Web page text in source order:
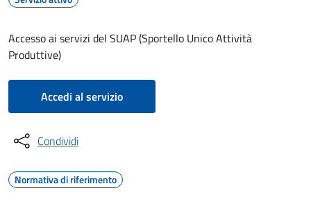
Accesso ai servizi del SUAP (Sportello Unico Attività
Produttive)
Accedi al servizio
Condividi
Normativa di riferimento